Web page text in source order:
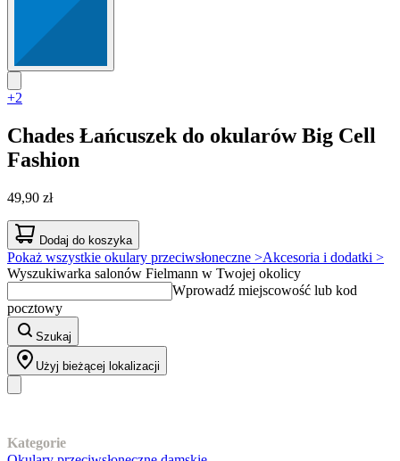
+2
Chades Łańcuszek do okularów Big Cell
Fashion
49,90 zł
Dodaj do koszyka
Pokaż wszystkie okulary przeciwsłoneczne >Akcesoria i dodatki >
Wyszukiwarka salonów Fielmann w Twojej okolicy
Wprowadź miejscowość lub kod
pocztowy
Szukaj
Użyj bieżącej lokalizacji
Kategorie